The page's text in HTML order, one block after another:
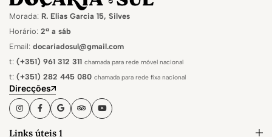
Morada: R. Elias Garcia 15, Silves
Horário: 2ª a sáb
Email: docariadosul@gmail.com
t: (+351) 961 312 311 chamada para rede móvel nacional
t: (+351) 282 445 080 chamada para rede fixa nacional
Direcções
Links úteis 1